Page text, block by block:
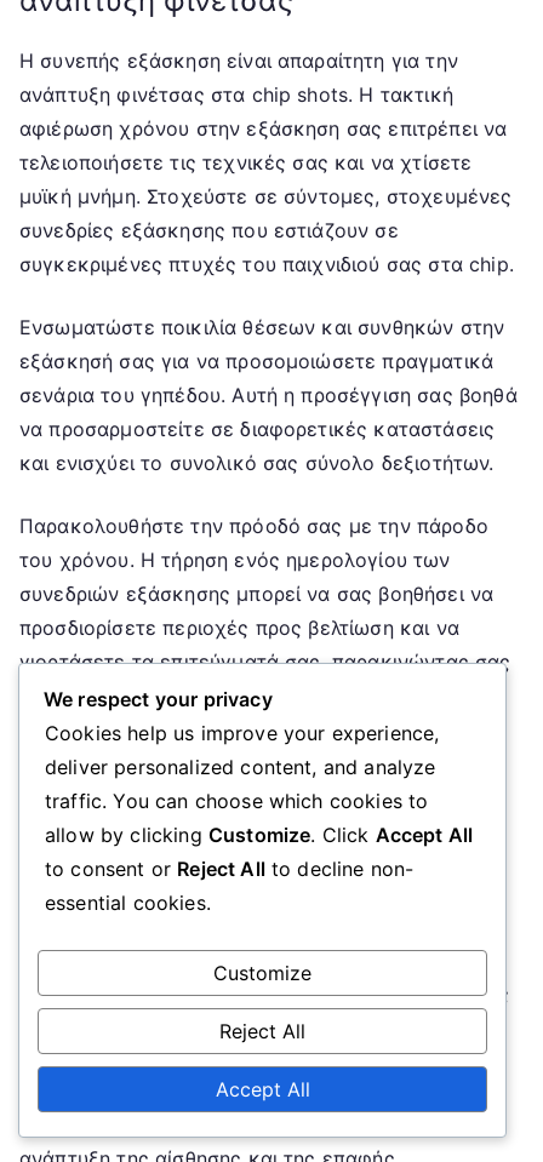
Η συνεπής εξάσκηση είναι απαραίτητη για την
ανάπτυξη φινέτσας στα chip shots. Η τακτική
αφιέρωση χρόνου στην εξάσκηση σας επιτρέπει να
τελειοποιήσετε τις τεχνικές σας και να χτίσετε
μυϊκή μνήμη. Στοχεύστε σε σύντομες, στοχευμένες
συνεδρίες εξάσκησης που εστιάζουν σε
συγκεκριμένες πτυχές του παιχνιδιού σας στα chip.
Ενσωματώστε ποικιλία θέσεων και συνθηκών στην
εξάσκησή σας για να προσομοιώσετε πραγματικά
σενάρια του γηπέδου. Αυτή η προσέγγιση σας βοηθά
να προσαρμοστείτε σε διαφορετικές καταστάσεις
και ενισχύει το συνολικό σας σύνολο δεξιοτήτων.
Παρακολουθήστε την πρόοδό σας με την πάροδο
του χρόνου. Η τήρηση ενός ημερολογίου των
συνεδριών εξάσκησης μπορεί να σας βοηθήσει να
προσδιορίσετε περιοχές προς βελτίωση και να
γιορτάσετε τα επιτεύγματά σας, παρακινώντας σας
να συνεχίσετε να τελειοποιείτε τη φινέτσα σας.
Ασκήσεις για τη βελτίωση της
φινέτσας στα chip shots
Για να ενισχύσετε τη φινέτσα σας στα chip shots,
εξετάστε αυτές τις αποτελεσματικές ασκήσεις. Η
τοποθέτηση μιας πετσέτας ή στόχου στο πράσινο
και την στόχευση για να προσγειώσετε τα chip σας
πάνω σε αυτό. Αυτό βοηθά στη βελτίωση της
ακρίβειας και του ελέγχου.
We respect your privacy
Cookies help us improve your experience,
deliver personalized content, and analyze
traffic. You can choose which cookies to
allow by clicking Customize. Click Accept All
to consent or Reject Allto decline non-
essential cookies.
Customize
Reject All
Accept All